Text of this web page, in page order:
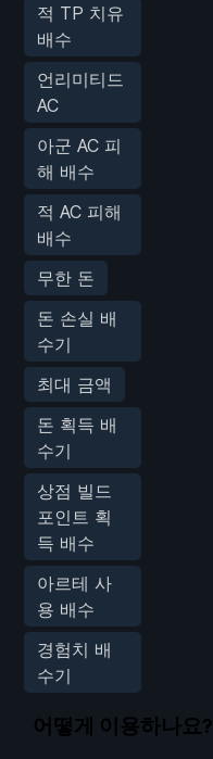
적 TP 치유
배수
언리미티드
AC
아군 AC 피
해 배수
적 AC 피해
배수
무한 돈
돈 손실 배
수기
최대 금액
돈 획득 배
수기
상점 빌드
포인트 획
득 배수
아르테 사
용 배수
경험치 배
수기
어떻게 이용하나요?